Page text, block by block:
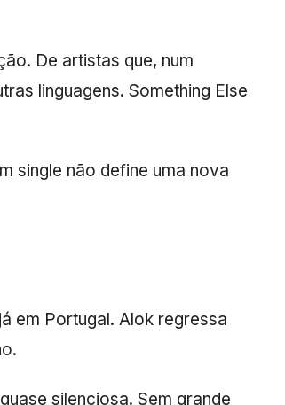
De artistas que, num
linguagens. Something Else
single não define uma nova
em Portugal. Alok regressa
silenciosa. Sem grande